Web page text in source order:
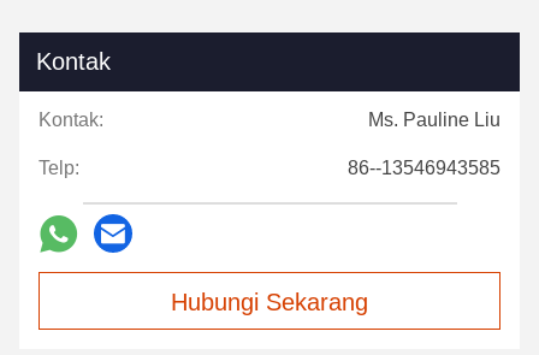
Kontak
Kontak: Ms. Pauline Liu
Telp: 86--13546943585
Hubungi Sekarang